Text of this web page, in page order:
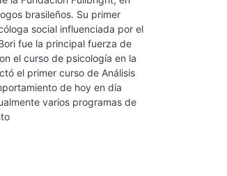
brasileños. Su primer
social influenciada por el
fue la principal fuerza de
el curso de psicología en la
el primer curso de Análisis
de hoy en día
varios programas de